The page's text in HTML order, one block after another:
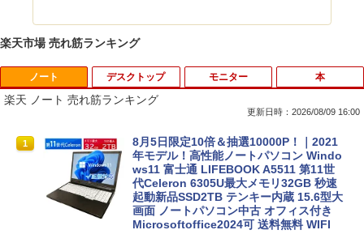
楽天市場 売れ筋ランキング
ノート
楽天 ノート 売れ筋ランキング
更新日時：2026/08/09 16:00
1
8月5日限定10倍＆抽選10000P！｜2021
年モデル！高性能ノートパソコン Windo
ws11 富士通 LIFEBOOK A5511 第11世
代Celeron 6305U最大メモリ32GB 秒速
起動新品SSD2TB テンキー内蔵 15.6型大
画面 ノートパソコン中古 オフィス付き
Microsoftoffice2024可 送料無料 WIFI
デスクトップ モニター 本